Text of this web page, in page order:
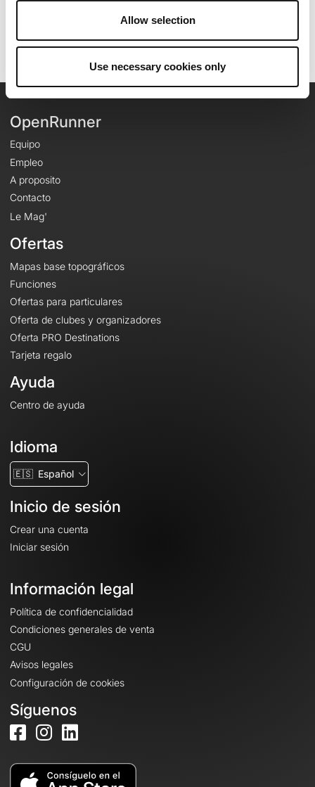
Allow selection
Use necessary cookies only
OpenRunner
Equipo
Empleo
A proposito
Contacto
Le Mag'
Ofertas
Mapas base topográficos
Funciones
Ofertas para particulares
Oferta de clubes y organizadores
Oferta PRO Destinations
Tarjeta regalo
Ayuda
Centro de ayuda
Idioma
🇪🇸 Español
Inicio de sesión
Crear una cuenta
Iniciar sesión
Información legal
Política de confidencialidad
Condiciones generales de venta
CGU
Avisos legales
Configuración de cookies
Síguenos